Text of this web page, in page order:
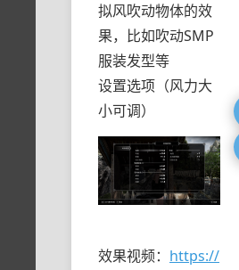
拟风吹动物体的效
果，比如吹动SMP
服装发型等
设置选项（风力大
小可调）
效果视频： https://